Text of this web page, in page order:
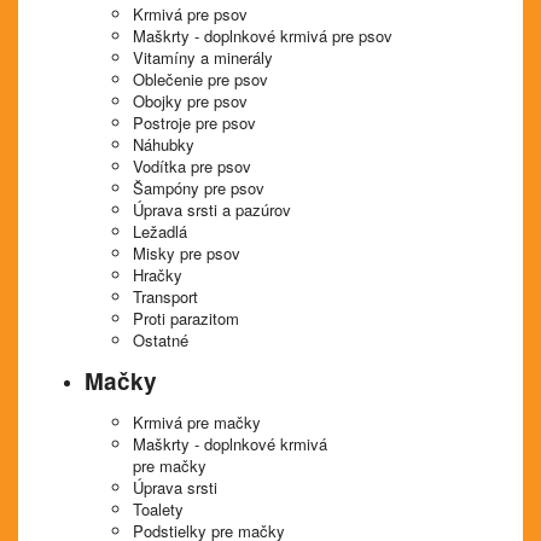
Krmivá pre psov
Maškrty - doplnkové krmivá pre psov
Vitamíny a minerály
Oblečenie pre psov
Obojky pre psov
Postroje pre psov
Náhubky
Vodítka pre psov
Šampóny pre psov
Úprava srsti a pazúrov
Ležadlá
Misky pre psov
Hračky
Transport
Proti parazitom
Ostatné
Mačky
Krmivá pre mačky
Maškrty - doplnkové krmivá
pre mačky
Úprava srsti
Toalety
Podstielky pre mačky